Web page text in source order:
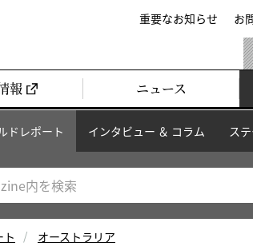
重要なお知らせ お
報 ニュース
ドレポート インタビュー ＆ コラム ス
ト オーストラリア